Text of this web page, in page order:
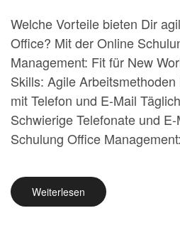
Welche Vorteile bieten Dir
Office? Mit der Online
Management: Fit für New
Skills: Agile
mit Telefon und E-Mail
Schwierige Telefonate und
Schulung Office
Weiterlesen